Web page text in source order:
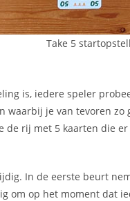
Take 5
is, iedere speler
waarbij je van tevoren
de rij met 5 kaarten die
In de eerste beurt
om op het moment dat